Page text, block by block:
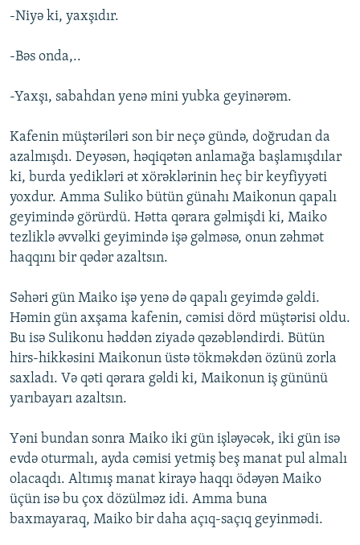
-Niyə ki, yaxşıdır.
-Bəs onda,..
-Yaxşı, sabahdan yenə mini yubka geyinərəm.
Kafenin müştəriləri son bir neçə gündə, doğrudan da
azalmışdı. Deyəsən, həqiqətən anlamağa başlamışdılar
ki, burda yedikləri ət xörəklərinin heç bir keyfiyyəti
yoxdur. Amma Suliko bütün günahı Maikonun qapalı
geyimində görürdü. Hətta qərara gəlmişdi ki, Maiko
tezliklə əvvəlki geyimində işə gəlməsə, onun zəhmət
haqqını bir qədər azaltsın.
Səhəri gün Maiko işə yenə də qapalı geyimdə gəldi.
Həmin gün axşama kafenin, cəmisi dörd müştərisi oldu.
Bu isə Sulikonu həddən ziyadə qəzəbləndirdi. Bütün
hirs-hikkəsini Maikonun üstə tökməkdən özünü zorla
saxladı. Və qəti qərara gəldi ki, Maikonun iş gününü
yarıbayarı azaltsın.
Yəni bundan sonra Maiko iki gün işləyəcək, iki gün isə
evdə oturmalı, ayda cəmisi yetmiş beş manat pul almalı
olacaqdı. Altımış manat kirayə haqqı ödəyən Maiko
üçün isə bu çox dözülməz idi. Amma buna
baxmayaraq, Maiko bir daha açıq-saçıq geyinmədi.